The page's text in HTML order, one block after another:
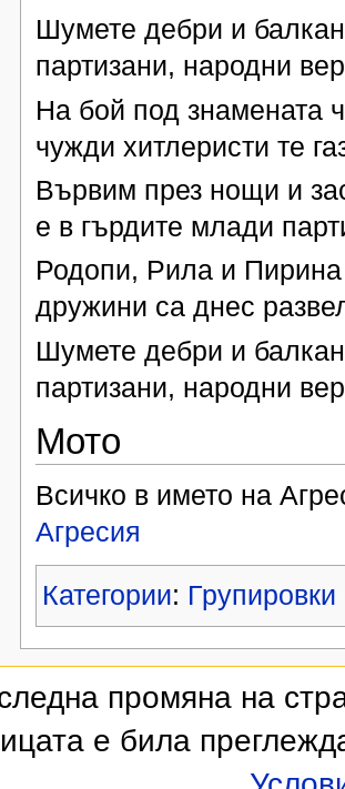
Шумете дебри и
партизани, народни
На бой под знамената
чужди хитлеристи те
Вървим през нощи и
е в гърдите млади
Родопи, Рила и Пирина
дружини са днес
Шумете дебри и
партизани, народни
Мото
Всичко в името на
Агресия
Категории: Групировки
промяна на
е била